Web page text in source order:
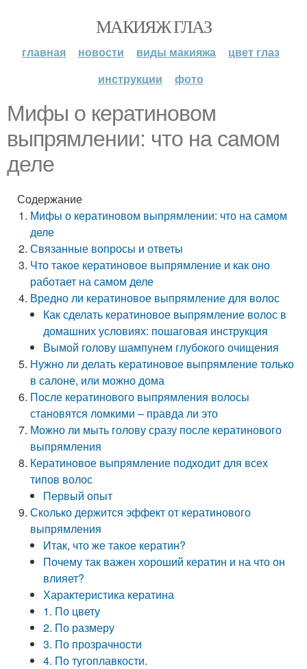
МАКИЯЖ ГЛАЗ
главная новости виды макияжа
цвет глаз
инструкции
фото
Мифы о кератиновом
выпрямлении: что на самом
деле
Содержание
Мифы о кератиновом выпрямлении: что на самом
деле
Связанные вопросы и ответы
Что такое кератиновое выпрямление и как оно
работает на самом деле
Вредно ли кератиновое выпрямление для волос
Как сделать кератиновое выпрямление волос в
домашних условиях: пошаговая инструкция
Вымой голову шампунем глубокого очищения
Нужно ли делать кератиновое выпрямление только
в салоне, или можно дома
После кератинового выпрямления волосы
становятся ломкими – правда ли это
Можно ли мыть голову сразу после кератинового
выпрямления
Кератиновое выпрямление подходит для всех
типов волос
Первый опыт
Сколько держится эффект от кератинового
выпрямления
Итак, что же такое кератин?
Почему так важен хороший кератин и на что он
влияет?
Характеристика кератина
1. По цвету
2. По размеру
3. По прозрачности
4. По тугоплавкости.